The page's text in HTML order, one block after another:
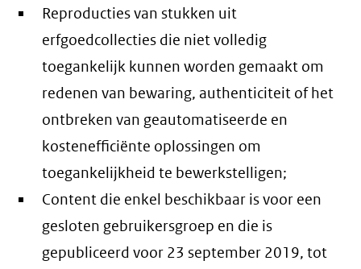
Reproducties van stukken uit
erfgoedcollecties die niet volledig
toegankelijk kunnen worden gemaakt om
redenen van bewaring, authenticiteit of het
ontbreken van geautomatiseerde en
kostenefficiënte oplossingen om
toegankelijkheid te bewerkstelligen;
Content die enkel beschikbaar is voor een
gesloten gebruikersgroep en die is
gepubliceerd voor 23 september 2019, tot